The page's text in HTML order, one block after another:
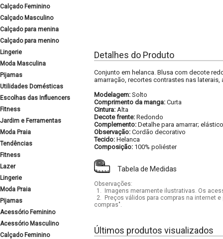
Calçado Feminino
Calçado Masculino
Calçado para menina
Calçado para menino
Lingerie
Moda Masculina
Pijamas
Utilidades Domésticas
Escolhas das Influencers
Fitness
Jardim e Ferramentas
Moda Praia
Tendências
Fitness
Lazer
Lingerie
Moda Praia
Pijamas
Acessório Feminino
Acessório Masculino
Calçado Feminino
Detalhes do Produto
Conjunto em helanca. Blusa com decote
amarração, recortes contrastes nas
Modelagem: Solto
Comprimento da manga: Curta
Cintura: Alta
Decote frente: Redondo
Complemento: Detalhe para amarrar;
Observação: Cordão decorativo
Tecido: Helanca
Composição: 100% poliéster
Tabela de Medidas
Observações:
1.
Imagens meramente ilustrativas. Os
2.
Preços válidos para compras na internet
compras".
Últimos produtos visualizados